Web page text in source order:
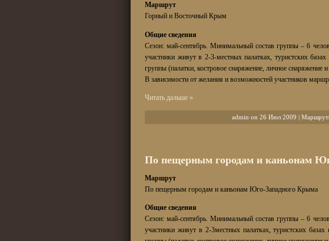
Маршрут
Горный и Восточный Крым
Общие сведения
Сезон: май-сентябрь. Минимальный состав группы – 6
участники живут в 2-3-местных палатках, туристских
группы (палатки, костровое снаряжение, личное снаряжение и
В зависимости от желания и возможностей участников
Читать дальше »
admin on 26 Июл 2009 |
По пещерным городам и каньонам
Маршрут
По пещерным городам и каньонам Юго-Западного Крыма
Общие сведения
Сезон: май-сентябрь. Минимальный состав группы – 6
участники живут в 2-3местных палатках, туристских